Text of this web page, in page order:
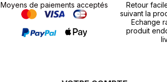
Moyens de paiements acceptés
Retour
suivant la
Echange
produit